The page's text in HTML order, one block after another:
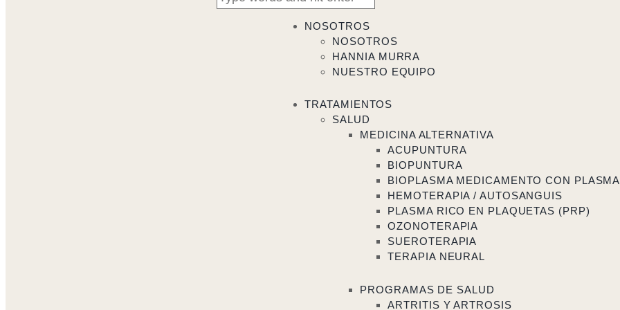
NOSOTROS
NOSOTROS
HANNIA MURRA
NUESTRO EQUIPO
TRATAMIENTOS
SALUD
MEDICINA ALTERNATIVA
ACUPUNTURA
BIOPUNTURA
BIOPLASMA MEDICAMENTO CON PLASMA
HEMOTERAPIA / AUTOSANGUIS
PLASMA RICO EN PLAQUETAS (PRP)
OZONOTERAPIA
SUEROTERAPIA
TERAPIA NEURAL
PROGRAMAS DE SALUD
ARTRITIS Y ARTROSIS